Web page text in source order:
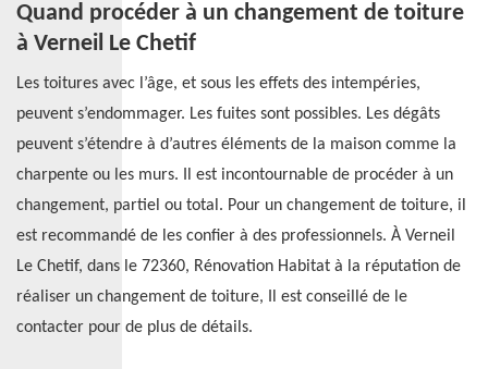
Quand procéder à un changement de toiture
à Verneil Le Chetif
Les toitures avec l’âge, et sous les effets des intempéries,
peuvent s’endommager. Les fuites sont possibles. Les dégâts
peuvent s’étendre à d’autres éléments de la maison comme la
charpente ou les murs. Il est incontournable de procéder à un
changement, partiel ou total. Pour un changement de toiture, il
est recommandé de les confier à des professionnels. À Verneil
Le Chetif, dans le 72360, Rénovation Habitat à la réputation de
réaliser un changement de toiture, Il est conseillé de le
contacter pour de plus de détails.